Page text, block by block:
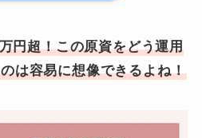
円超！この原資をどう運用
は容易に想像できるよね！